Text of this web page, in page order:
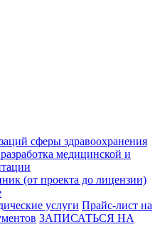
сферы здравоохранения
медицинской и
(от проекта до лицензии)
услуги Прайс-лист на
ЗАПИСАТЬСЯ НА